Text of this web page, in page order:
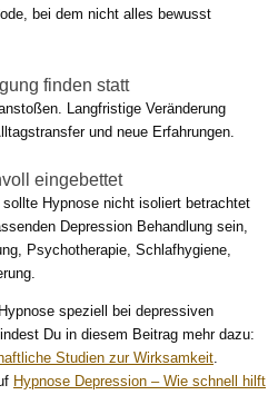
bei dem nicht alles bewusst
finden statt
Langfristige Veränderung
und neue Erfahrungen.
eingebettet
Hypnose nicht isoliert betrachtet
Depression Behandlung sein,
Psychotherapie, Schlafhygiene,
speziell bei depressiven
Du in diesem Beitrag mehr dazu:
Studien zur Wirksamkeit
Hypnose Depression – Wie schnell hilft